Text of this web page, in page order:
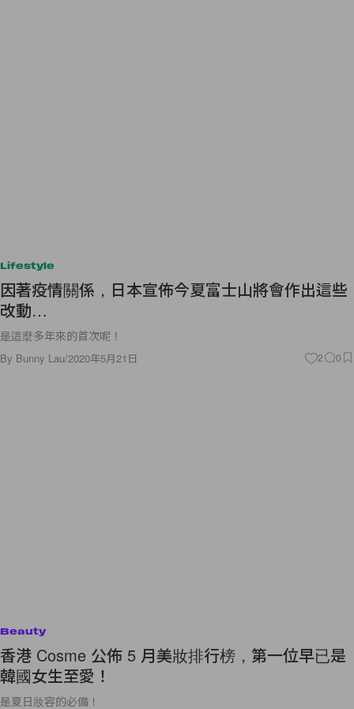
Lifestyle
因著疫情關係，日本宣佈今夏富士山將會作出這些
改動…
是這麼多年來的首次呢！
By Bunny Lau/2020年5月21日 2 0
Beauty
香港 Cosme 公佈 5 月美妝排行榜，第一位早已是
韓國女生至愛！
是夏日妝容的必備！